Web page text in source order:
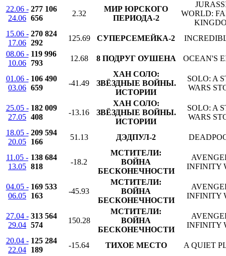
22.06 -
24.06
277 106
656
2.32
МИР ЮРСКОГО
ПЕРИОДА-2
WORLD:
15.06 -
17.06
270 824
292
125.69 СУПЕРСЕМЕЙКА-2
08.06 -
10.06
119 996
793
12.68 8 ПОДРУГ ОУШЕНА OCEAN'S
01.06 -
03.06
106 490
659
-41.49
ХАН СОЛО:
ЗВЁЗДНЫЕ ВОЙНЫ.
ИСТОРИИ
SOLO: A
WARS
25.05 -
27.05
182 009
408
-13.16
ХАН СОЛО:
ЗВЁЗДНЫЕ ВОЙНЫ.
ИСТОРИИ
SOLO: A
WARS
18.05 -
20.05
209 594
166
51.13 ДЭДПУЛ-2
11.05 -
13.05
138 684
818
-18.2
МСТИТЕЛИ:
ВОЙНА
БЕСКОНЕЧНОСТИ
INFINITY
04.05 -
06.05
169 533
163
-45.93
МСТИТЕЛИ:
ВОЙНА
БЕСКОНЕЧНОСТИ
INFINITY
27.04 -
29.04
313 564
574
150.28
МСТИТЕЛИ:
ВОЙНА
БЕСКОНЕЧНОСТИ
INFINITY
20.04 -
22.04
125 284
189
-15.64 ТИХОЕ МЕСТО
A QUIET